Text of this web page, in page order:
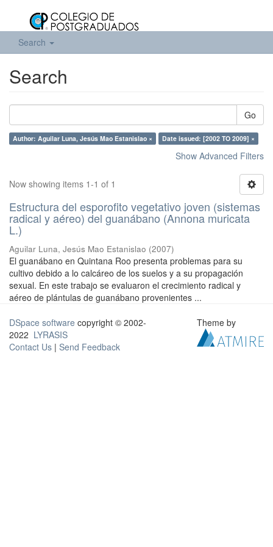
Search
Search
Go
Author: Aguilar Luna, Jesús Mao Estanislao × Date issued: [2002 TO 2009] ×
Show Advanced Filters
Now showing items 1-1 of 1
Estructura del esporofito vegetativo joven (sistemas
radical y aéreo) del guanábano (Annona muricata
L.)
Aguilar Luna, Jesús Mao Estanislao (2007)
El guanábano en Quintana Roo presenta problemas para su
cultivo debido a lo calcáreo de los suelos y a su propagación
sexual. En este trabajo se evaluaron el crecimiento radical y
aéreo de plántulas de guanábano provenientes ...
DSpace software copyright © 2002-
2022 LYRASIS
Contact Us | Send Feedback
Theme by